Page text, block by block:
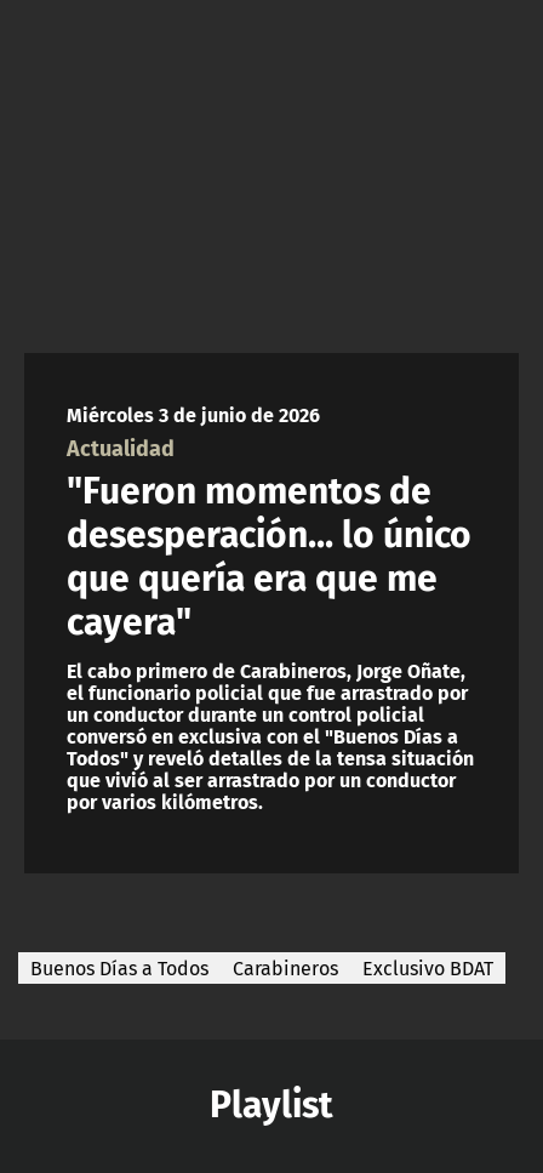
Miércoles 3 de junio de 2026
Actualidad
"Fueron momentos de
desesperación... lo único
que quería era que me
cayera"
El cabo primero de Carabineros, Jorge Oñate,
el funcionario policial que fue arrastrado por
un conductor durante un control policial
conversó en exclusiva con el "Buenos Días a
Todos" y reveló detalles de la tensa situación
que vivió al ser arrastrado por un conductor
por varios kilómetros.
Buenos Días a Todos Carabineros Exclusivo BDAT
Playlist